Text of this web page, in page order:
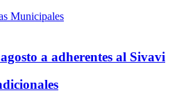
a adherentes al Sivavi